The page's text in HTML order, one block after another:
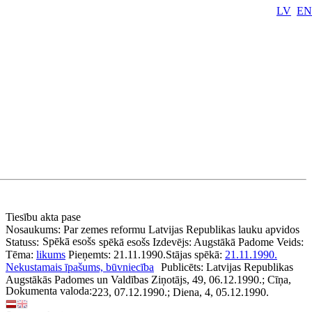
LV EN
Tiesību akta pase
Nosaukums: Par zemes reformu Latvijas Republikas lauku apvidos
Statuss: Spēkā esošs spēkā esošs Izdevējs: Augstākā Padome Veids:
likums Pieņemts: 21.11.1990.Stājas spēkā: 21.11.1990.
Tēma:
Nekustamais īpašums, būvniecība
Publicēts: Latvijas Republikas
Augstākās Padomes un Valdības Ziņotājs, 49, 06.12.1990.; Cīņa,
223, 07.12.1990.; Diena, 4, 05.12.1990.
Dokumenta valoda: